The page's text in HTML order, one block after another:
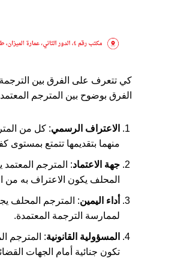
كي تتعرف على الفرق بين الترجمة
الفرق بوضوح بين المترجم المعتمد والمترجم
الاعتراف الرسمي: كل من
منهما بتقديمها تتمتع بمستوى
جهة الاعتماد
المحلف يكون الاعتراف به من
أداء اليمين: المترجم المحلف
لممارسة الترجمة المعتمدة.
المسؤولية القانونية: المترجم
تكون جنائية أمام الجهات